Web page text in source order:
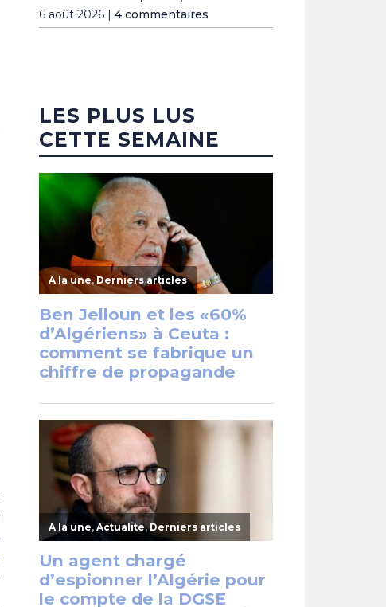
6 août 2026 | 4 commentaires
LES PLUS LUS
CETTE SEMAINE